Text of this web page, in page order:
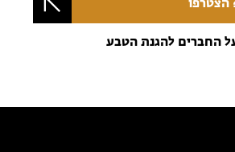
הצטרפו
החברים להגנת הטבע